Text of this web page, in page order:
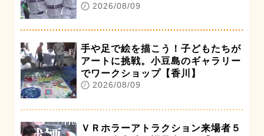
2026/08/09
手や足で絵を描こう！子どもたちが
アートに挑戦。小豆島のギャラリー
でワークショップ【香川】
2026/08/09
ＶＲホラーアトラクション来場者５